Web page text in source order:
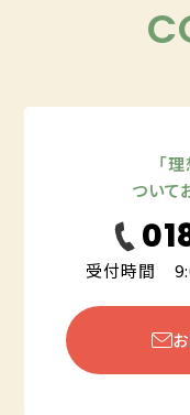
「
ついて
受付時間